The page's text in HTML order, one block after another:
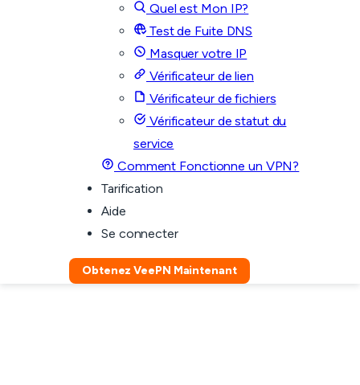
Quel est Mon IP?
Test de Fuite DNS
Masquer votre IP
Vérificateur de lien
Vérificateur de fichiers
Vérificateur de statut du
service
Comment Fonctionne un VPN?
Tarification
Aide
Se connecter
Obtenez VeePN Maintenant